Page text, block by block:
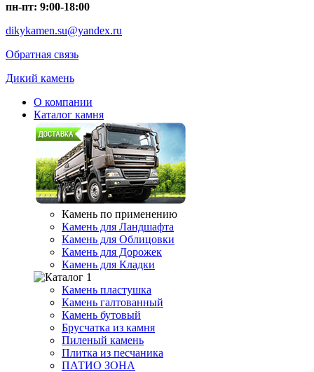
пн-пт: 9:00-18:00
dikykamen.su@yandex.ru
Обратная связь
Дикий камень
О компании
Каталог камня
Камень по применению
Камень для Ландшафта
Камень для Облицовки
Камень для Дорожек
Камень для Кладки
Камень пластушка
Камень галтованный
Камень бутовый
Брусчатка из камня
Пиленый камень
Плитка из песчаника
ПАТИО ЗОНА